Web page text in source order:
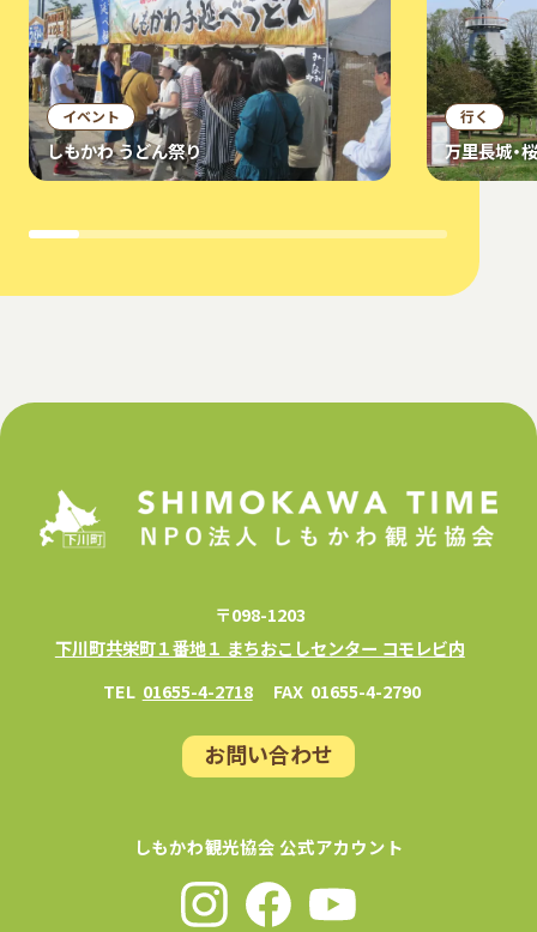
イベント
しもかわ うどん祭り
行く
万里長城・
〒098-1203
下川町共栄町１番地１ まちおこしセンター コモレビ内
TEL 01655-4-2718 FAX 01655-4-2790
お問い合わせ
しもかわ観光協会 公式アカウント